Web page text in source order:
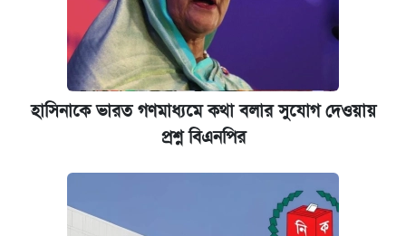
হাসিনাকে ভারত গণমাধ্যমে কথা বলার সুযোগ দেওয়ায়
প্রশ্ন বিএনপির